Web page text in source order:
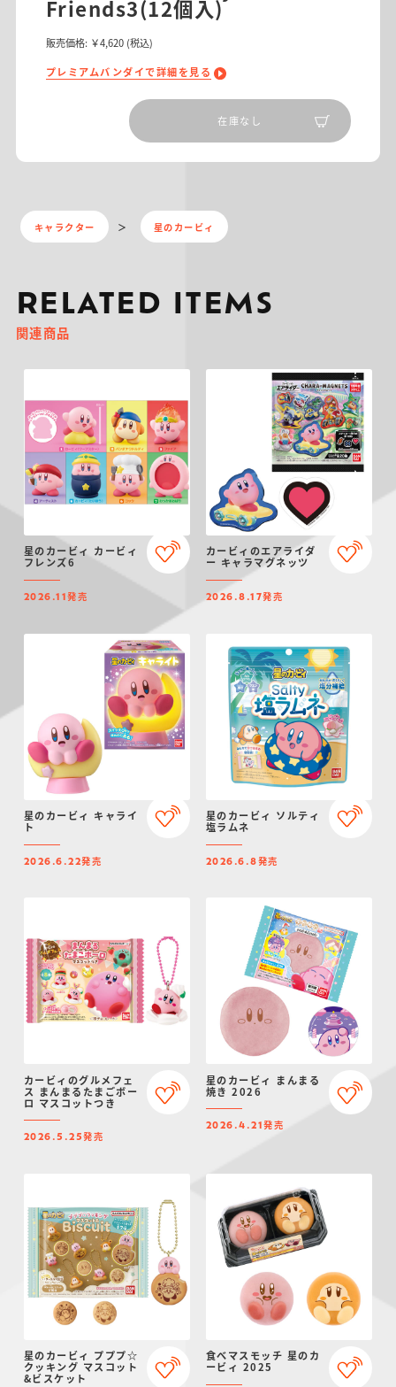
Friends3(12個入)
販売価格: ￥4,620 (税込)
プレミアムバンダイで詳細を見る
在庫なし
キャラクター 星のカービィ
RELATED ITEMS
関連商品
星のカービィ カービィ
フレンズ6
2026.11発売
カービィのエアライダ
ー キャラマグネッツ
2026.8.17発売
星のカービィ キャライ
ト
2026.6.22発売
星のカービィ ソルティ
塩ラムネ
2026.6.8発売
カービィのグルメフェ
ス まんまるたまごボー
ロ マスコットつき
2026.5.25発売
星のカービィ まんまる
焼き 2026
2026.4.21発売
星のカービィ プププ☆
クッキング マスコット
&ビスケット
食べマスモッチ 星のカ
ービィ 2025